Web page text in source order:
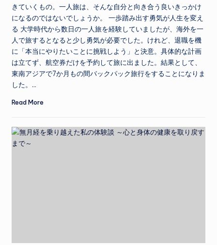
きていくもの。一人旅は、そんな自分と向き合う良いきっかけ
になるのではないでしょうか。 一歩踏み出す勇気が人生を変え
る 大学時代から数日の一人旅を経験していましたが、海外を一
人で旅するとなると少し勇気が必要でした。けれど、退職を機
に「本当にやりたいことに挑戦しよう」と決意。具体的な計画
は立てず、航空券だけを予約して旅に出ました。結果として、
東南アジアで7か月もの間バックパック旅行をすることになりま
した。…
Read More